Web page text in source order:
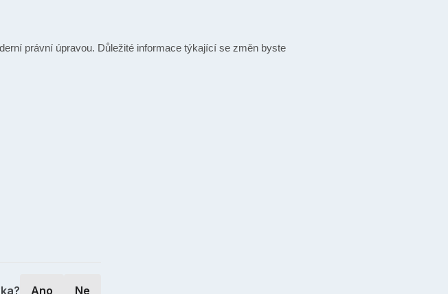
právní úpravou. Důležité informace týkající se změn byste
Ano Ne